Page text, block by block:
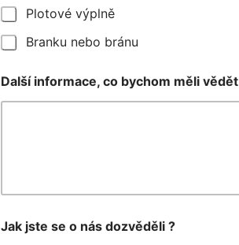
Plotové výplně
Branku nebo bránu
Další informace, co bychom měli vědět
Jak jste se o nás dozvěděli ?